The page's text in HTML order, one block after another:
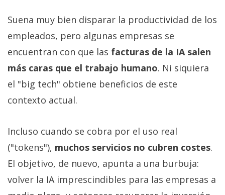
Suena muy bien disparar la productividad de los
empleados, pero algunas empresas se
encuentran con que las facturas de la IA salen
más caras que el trabajo humano. Ni siquiera
el "big tech" obtiene beneficios de este
contexto actual.
Incluso cuando se cobra por el uso real
("tokens"), muchos servicios no cubren costes.
El objetivo, de nuevo, apunta a una burbuja:
volver la IA imprescindibles para las empresas a